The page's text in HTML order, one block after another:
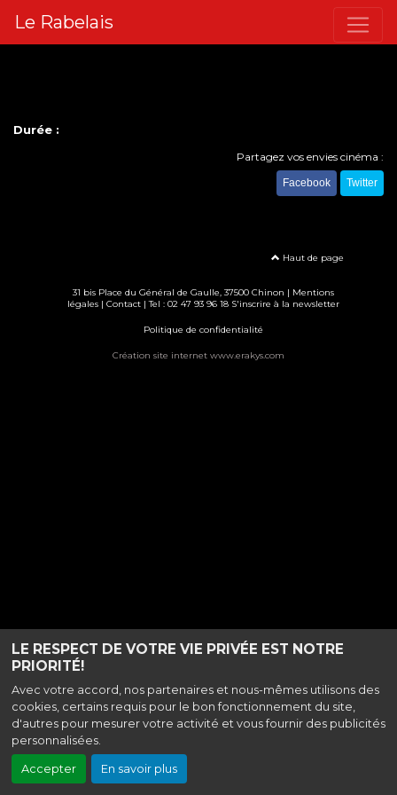
LE RESPECT DE VOTRE VIE PRIVÉE EST NOTRE
PRIORITÉ!
Avec votre accord, nos partenaires et nous-mêmes utilisons des
cookies, certains requis pour le bon fonctionnement du site,
d'autres pour mesurer votre activité et vous fournir des publicités
personnalisées.
Accepter En savoir plus
Le Rabelais
Durée :
Partagez vos envies cinéma :
Facebook Twitter
Haut de page
31 bis Place du Général de Gaulle, 37500 Chinon | Mentions
légales| Contact| Tel : 02 47 93 96 18 S'inscrire à la newsletter
Politique de confidentialité
Création site internet www.erakys.com